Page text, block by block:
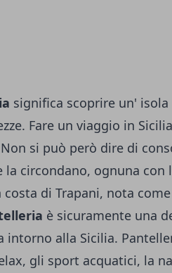
significa scoprire un'
Fare un viaggio in
si può però dire di
la circondano, ognuna
di Trapani, nota
è sicuramente una
intorno alla Sicilia.
gli sport acquatici, la